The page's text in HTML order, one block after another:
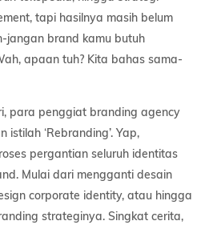
tapi hasilnya masih belum
jangan brand kamu butuh
apaan tuh? Kita bahas sama-
para penggiat branding agency
‘Rebranding’. Yap,
pergantian seluruh identitas
Mulai dari mengganti desain
corporate identity, atau hingga
strateginya. Singkat cerita,